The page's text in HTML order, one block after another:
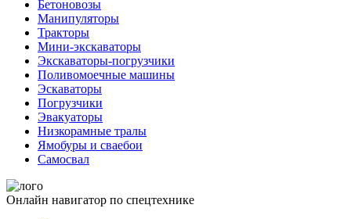
Бетоновозы
Манипуляторы
Тракторы
Мини-экскаваторы
Экскаваторы-погрузчики
Поливомоечные машины
Эскаваторы
Погрузчики
Эвакуаторы
Низкорамные тралы
Ямобуры и сваебои
Самосвал
Онлайн навигатор по спецтехнике